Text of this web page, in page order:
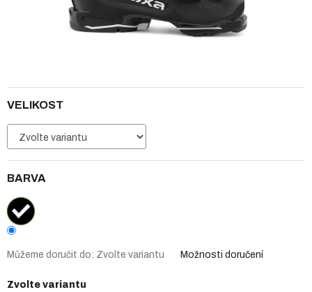
Zvolte variantu
VELIKOST
BARVA
Můžeme doručit do: Zvolte variantu Možnosti doručení